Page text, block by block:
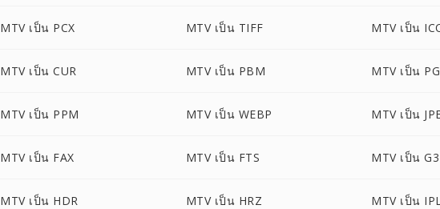
MTV เป็น PCX MTV เป็น TIFF MTV เป็น
MTV เป็น CUR MTV เป็น PBM MTV เป็น
MTV เป็น PPM MTV เป็น WEBP MTV เป็น
MTV เป็น FAX MTV เป็น FTS MTV เป็น G3
MTV เป็น HDR MTV เป็น HRZ MTV เป็น